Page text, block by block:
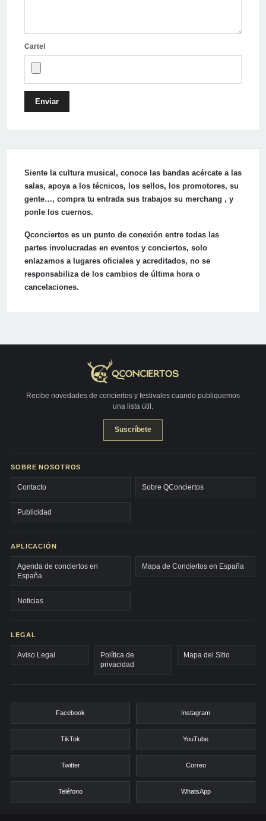
Cartel
Enviar
Siente la cultura musical, conoce las bandas acércate a las
salas, apoya a los técnicos, los sellos, los promotores, su
gente…, compra tu entrada sus trabajos su merchang , y
ponle los cuernos.
Qconciertos es un punto de conexión entre todas las
partes involucradas en eventos y conciertos, solo
enlazamos a lugares oficiales y acreditados, no se
responsabiliza de los cambios de última hora o
cancelaciones.
Recibe novedades de conciertos y festivales cuando publiquemos
una lista útil.
Suscríbete
SOBRE NOSOTROS
Contacto Sobre QConciertos
Publicidad
APLICACIÓN
Agenda de conciertos en
España
Mapa de Conciertos en España
Noticias
LEGAL
Aviso Legal
Política de
privacidad
Mapa del Sitio
Facebook Instagram
TikTok YouTube
Twitter Correo
Teléfono WhatsApp